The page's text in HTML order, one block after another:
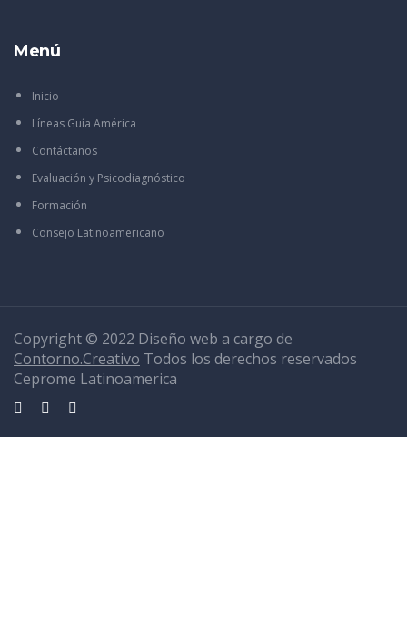
Menú
Inicio
Líneas Guía América
Contáctanos
Evaluación y Psicodiagnóstico
Formación
Consejo Latinoamericano
Copyright © 2022 Diseño web a cargo de
Contorno.Creativo Todos los derechos reservados
Ceprome Latinoamerica